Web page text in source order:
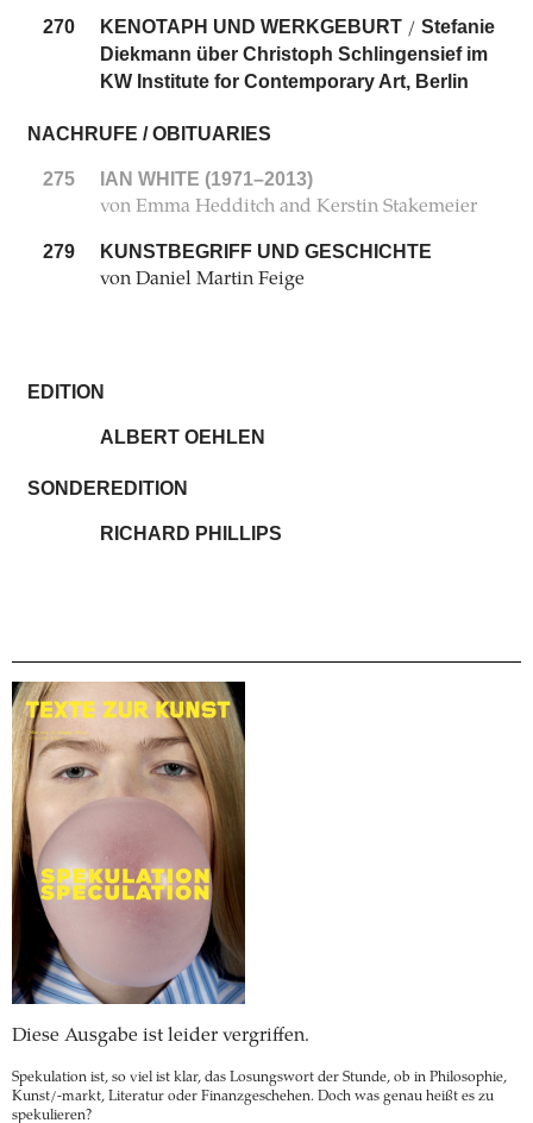
270 KENOTAPH UND WERKGEBURT/ Stefanie
Diekmann über Christoph Schlingensief im
KW Institute for Contemporary Art, Berlin
NACHRUFE / OBITUARIES
275 IAN WHITE (1971–2013)
von Emma Hedditch and Kerstin Stakemeier
279 KUNSTBEGRIFF UND GESCHICHTE
von Daniel Martin Feige
EDITION
ALBERT OEHLEN
SONDEREDITION
RICHARD PHILLIPS
Diese Ausgabe ist leider vergriffen.
Spekulation ist, so viel ist klar, das Losungswort der Stunde, ob in Philosophie,
Kunst/-markt, Literatur oder Finanzgeschehen. Doch was genau heißt es zu
spekulieren?